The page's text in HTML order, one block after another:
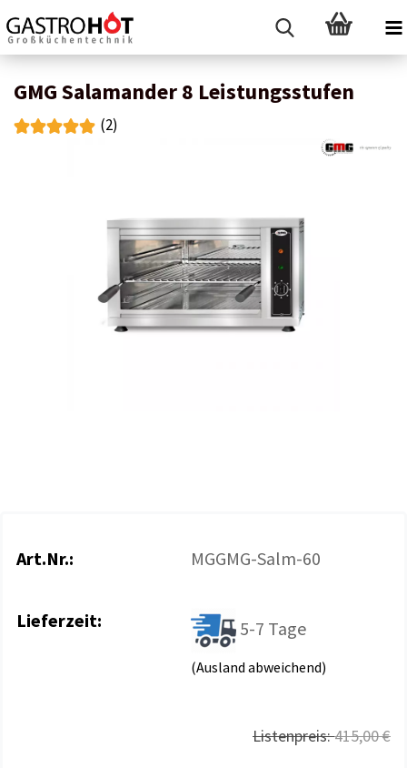
GMG Salamander 8 Leistungsstufen
(2)
Art.Nr.: MGGMG-Salm-60
Lieferzeit: 5-7 Tage
(Ausland abweichend)
Listenpreis:415,00 €